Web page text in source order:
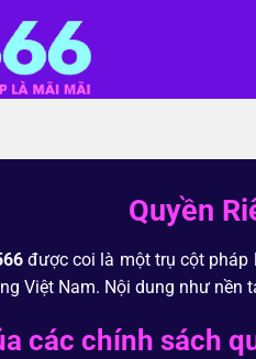
Quyền
được coi là một trụ cột pháp
Việt Nam. Nội dung như
các chính sách